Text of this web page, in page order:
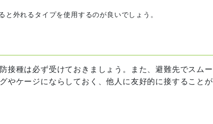
外れるタイプを使用するのが良いでしょう。
接種は必ず受けておきましょう。また、避難先でスムー
やケージにならしておく、他人に友好的に接することが